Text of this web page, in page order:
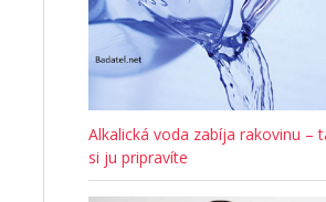
Alkalická voda zabíja rakovinu –
si ju pripravíte